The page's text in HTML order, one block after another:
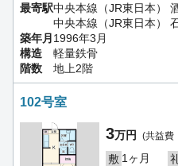
最寄駅中央本線（JR東日本）
中央本線（JR東日本）
築年月1996年3月
構造
軽量鉄骨
階数
地上2階
102号室
3万円 (共益費
敷 1ヶ月